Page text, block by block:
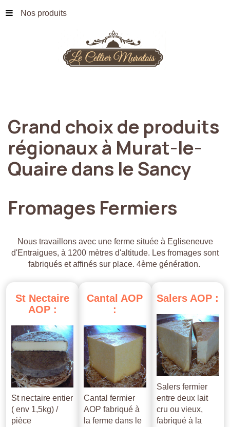
Nos produits
Grand choixde produits
régionauxà Murat-le-
Quairedans leSancy
Fromages Fermiers
Nous travaillons avec une ferme située à Egliseneuve
d'Entraigues, à 1200 mètres d'altitude. Les fromages sont
fabriqués et affinés sur place. 4ème génération.
St Nectaire
AOP :
St nectaire entier
( env 1,5kg) /
pièce
Cantal AOP
:
Cantal fermier
AOP fabriqué à
la ferme dans le
Salers AOP :
Salers fermier
entre deux lait
cru ou vieux,
fabriqué à la